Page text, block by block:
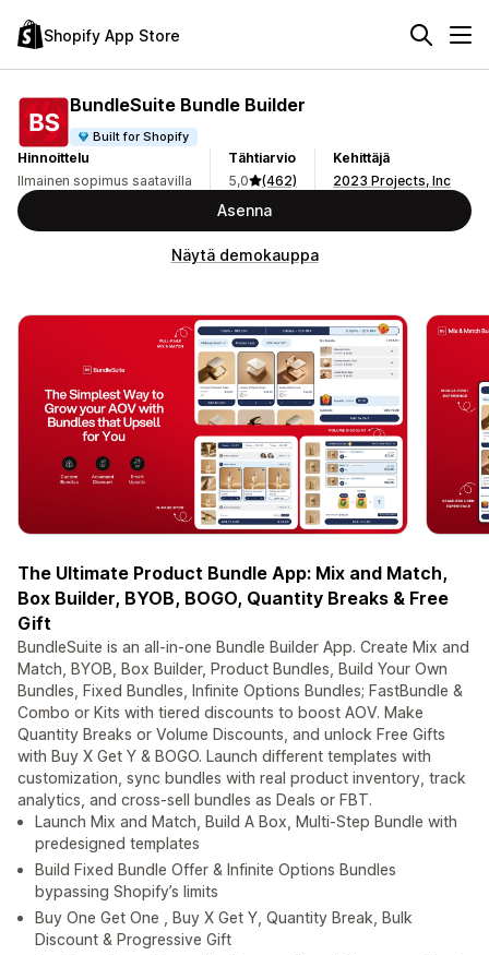
Shopify App Store
BundleSuite Bundle Builder
Built for Shopify
Hinnoittelu
Ilmainen sopimus saatavilla
Tähtiarvio
5,0
(462)
Kehittäjä
2023 Projects, Inc
Asenna
Näytä demokauppa
The Ultimate Product Bundle App: Mix and Match,
Box Builder, BYOB, BOGO, Quantity Breaks & Free
Gift
BundleSuite is an all-in-one Bundle Builder App. Create Mix and
Match, BYOB, Box Builder, Product Bundles, Build Your Own
Bundles, Fixed Bundles, Infinite Options Bundles; FastBundle &
Combo or Kits with tiered discounts to boost AOV. Make
Quantity Breaks or Volume Discounts, and unlock Free Gifts
with Buy X Get Y & BOGO. Launch different templates with
customization, sync bundles with real product inventory, track
analytics, and cross-sell bundles as Deals or FBT.
Launch Mix and Match, Build A Box, Multi-Step Bundle with
predesigned templates
Build Fixed Bundle Offer & Infinite Options Bundles
bypassing Shopify’s limits
Buy One Get One , Buy X Get Y, Quantity Break, Bulk
Discount & Progressive Gift